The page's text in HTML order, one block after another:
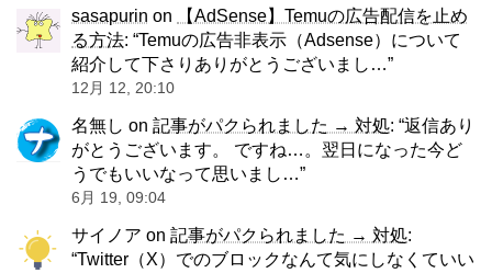
sasapurin on
【AdSense】Temuの広告配信を止め
る方法: “Temuの広告非表示（Adsense）について
紹介して下さりありがとうございまし…”
12月 12, 20:10
名無し on 記事がパクられました → 対処: “返信あり
がとうございます。 ですね…。翌日になった今ど
うでもいいなって思いまし… ”
6月 19, 09:04
サイノア on 記事がパクられました → 対処:
“Twitter（X）でのブロックなんて気にしなくていい